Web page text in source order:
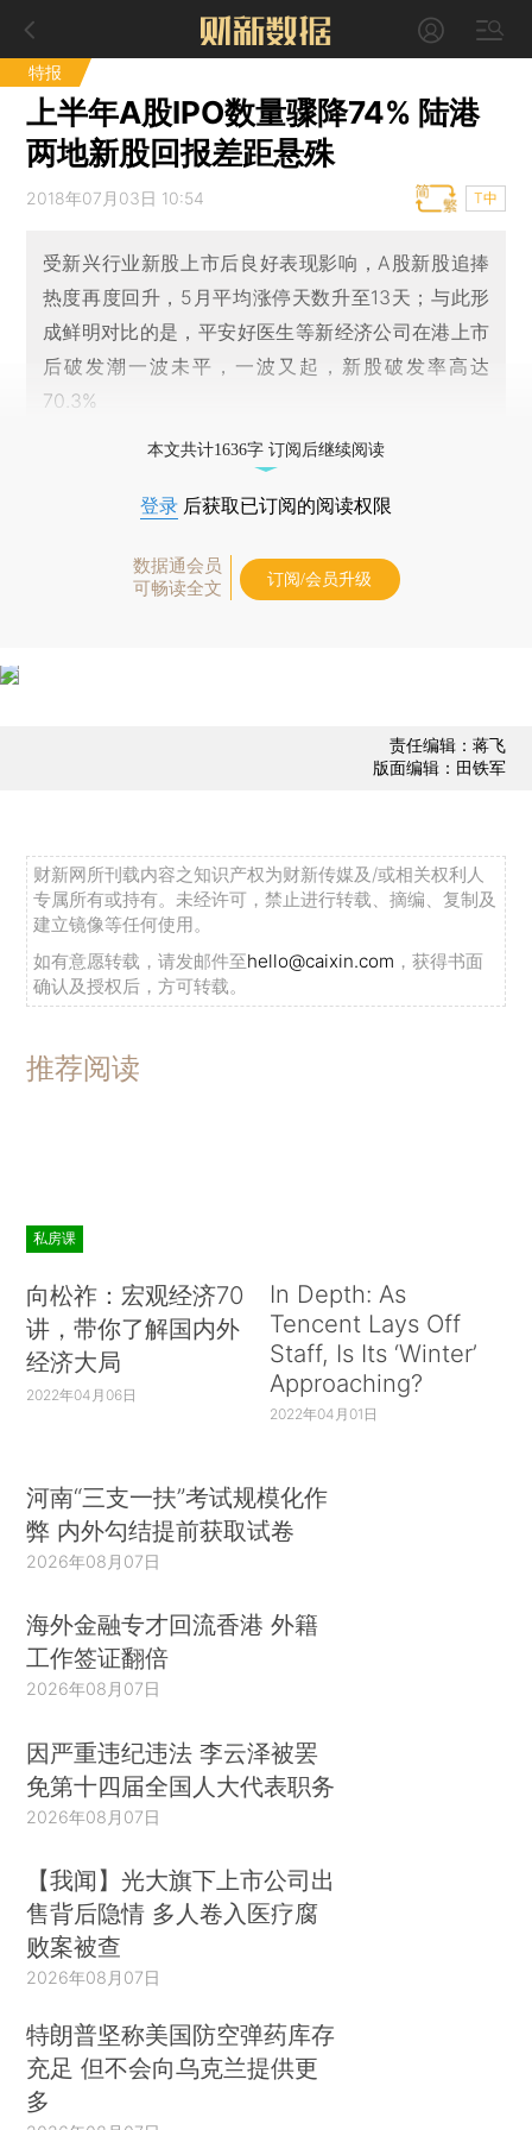
特报
上半年A股IPO数量骤降74% 陆港
两地新股回报差距悬殊
2018年07月03日 10:54 T中
受新兴行业新股上市后良好表现影响，A股新股追捧
热度再度回升，5月平均涨停天数升至13天；与此形
成鲜明对比的是，平安好医生等新经济公司在港上市
后破发潮一波未平，一波又起，新股破发率高达
70.3%
本文共计1636字 订阅后继续阅读
登录 后获取已订阅的阅读权限
数据通会员
可畅读全文
订阅/会员升级
责任编辑：蒋飞
版面编辑：田铁军
财新网所刊载内容之知识产权为财新传媒及/或相关权利人
专属所有或持有。未经许可，禁止进行转载、摘编、复制及
建立镜像等任何使用。
如有意愿转载，请发邮件至hello@caixin.com ，获得书面
确认及授权后，方可转载。
推荐阅读
私房课
向松祚：宏观经济70
讲，带你了解国内外
经济大局
2022年04月06日
In Depth: As
Tencent Lays Off
Staff, Is Its ‘Winter’
Approaching?
2022年04月01日
河南“三支一扶”考试规模化作
弊 内外勾结提前获取试卷
2026年08月07日
海外金融专才回流香港 外籍
工作签证翻倍
2026年08月07日
因严重违纪违法 李云泽被罢
免第十四届全国人大代表职务
2026年08月07日
【我闻】光大旗下上市公司出
售背后隐情 多人卷入医疗腐
败案被查
2026年08月07日
特朗普坚称美国防空弹药库存
充足 但不会向乌克兰提供更
多